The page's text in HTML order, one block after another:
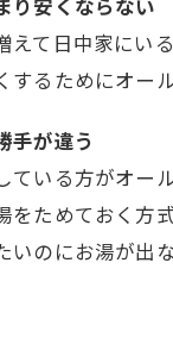
えて日中家にい
するためにオー
手が違う
ている方がオー
をためておく方
いのにお湯が出